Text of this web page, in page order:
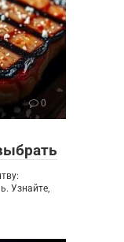
0
Узнайте,